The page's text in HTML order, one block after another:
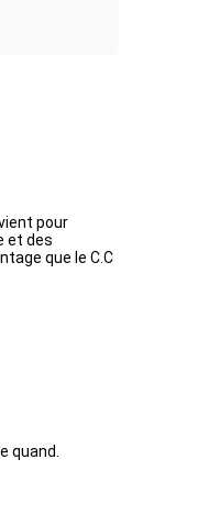
pour
et des
que le C.C
quand.